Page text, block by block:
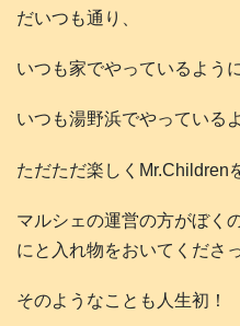
だいつも通り、
いつも家でやっているように
いつも湯野浜でやっている
ただただ楽しくMr.Children
マルシェの運営の方がぼく
にと入れ物をおいてくださ
そのようなことも人生初！